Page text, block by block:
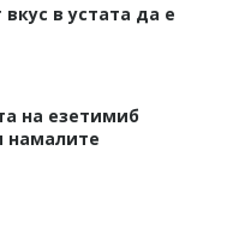
в устата да е
на езетимиб
намалите